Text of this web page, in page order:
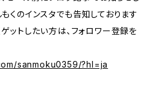
くのインスタでも告知しております
ットしたい方は、フォロワー登録を
sanmoku0359/?hl=ja